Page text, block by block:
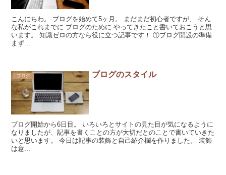
こんにちわ。 ブログを始めて5ヶ月。 まだまだ初心者ですが、 そん
な私がこれまでに ブログのために やってきたこと書いておこうと思
います。 知識ゼロの方なら役に立つ記事です！ ①ブログ開設の準備
まず...
ブログ ブログのスタイル
ブログ開始から6日目。 いろいろとサイトの見た目が気になるように
なりましたが、記事を書くことの方が大切だとのことで書いていきた
いと思います。 今日は記事の装飾と自己紹介欄を作りました。 装飾
は意...